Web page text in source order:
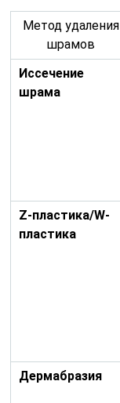
Метод удаления
шрамов
Иссечение
шрама
Z-пластика/W-
пластика
Дермабразия